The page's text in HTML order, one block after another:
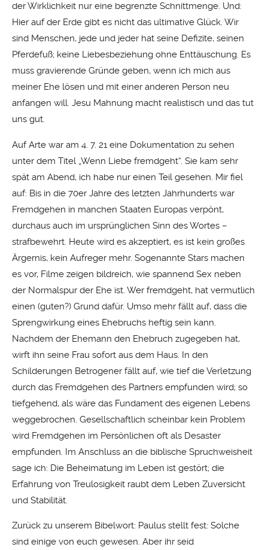
der Wirklichkeit nur eine begrenzte Schnittmenge. Und:
Hier auf der Erde gibt es nicht das ultimative Glück. Wir
sind Menschen, jede und jeder hat seine Defizite, seinen
Pferdefuß; keine Liebesbeziehung ohne Enttäuschung. Es
muss gravierende Gründe geben, wenn ich mich aus
meiner Ehe lösen und mit einer anderen Person neu
anfangen will. Jesu Mahnung macht realistisch und das tut
uns gut.
Auf Arte war am 4. 7. 21 eine Dokumentation zu sehen
unter dem Titel „Wenn Liebe fremdgeht“. Sie kam sehr
spät am Abend, ich habe nur einen Teil gesehen. Mir fiel
auf: Bis in die 70er Jahre des letzten Jahrhunderts war
Fremdgehen in manchen Staaten Europas verpönt,
durchaus auch im ursprünglichen Sinn des Wortes –
strafbewehrt. Heute wird es akzeptiert, es ist kein großes
Ärgernis, kein Aufreger mehr. Sogenannte Stars machen
es vor, Filme zeigen bildreich, wie spannend Sex neben
der Normalspur der Ehe ist. Wer fremdgeht, hat vermutlich
einen (guten?) Grund dafür. Umso mehr fällt auf, dass die
Sprengwirkung eines Ehebruchs heftig sein kann.
Nachdem der Ehemann den Ehebruch zugegeben hat,
wirft ihn seine Frau sofort aus dem Haus. In den
Schilderungen Betrogener fällt auf, wie tief die Verletzung
durch das Fremdgehen des Partners empfunden wird; so
tiefgehend, als wäre das Fundament des eigenen Lebens
weggebrochen. Gesellschaftlich scheinbar kein Problem
wird Fremdgehen im Persönlichen oft als Desaster
empfunden. Im Anschluss an die biblische Spruchweisheit
sage ich: Die Beheimatung im Leben ist gestört; die
Erfahrung von Treulosigkeit raubt dem Leben Zuversicht
und Stabilität.
Zurück zu unserem Bibelwort: Paulus stellt fest: Solche
sind einige von euch gewesen. Aber ihr seid